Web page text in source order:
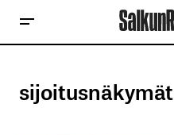
sijoitusnäkymät